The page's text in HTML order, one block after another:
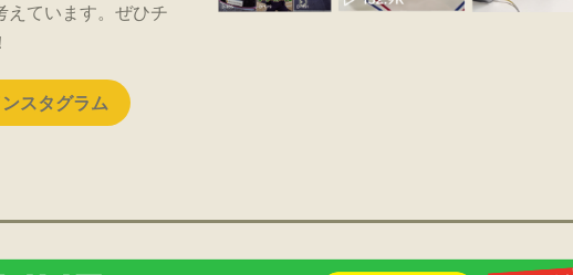
えています。ぜひチ
スタグラム